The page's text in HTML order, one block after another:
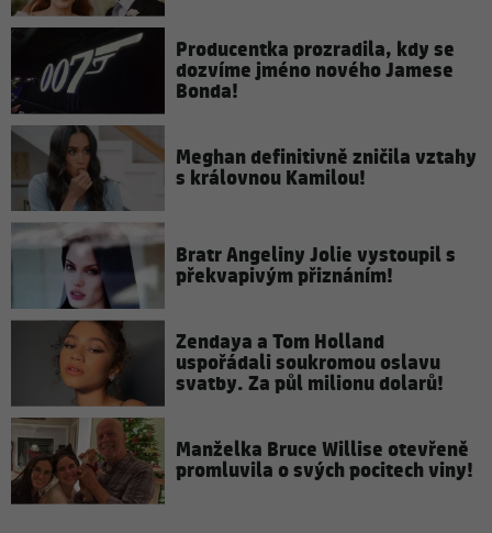
Producentka prozradila, kdy se
dozvíme jméno nového Jamese
Bonda!
Meghan definitivně zničila vztahy
s královnou Kamilou!
Bratr Angeliny Jolie vystoupil s
překvapivým přiznáním!
Zendaya a Tom Holland
uspořádali soukromou oslavu
svatby. Za půl milionu dolarů!
Manželka Bruce Willise otevřeně
promluvila o svých pocitech viny!